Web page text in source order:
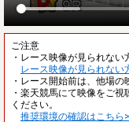
ご注意
・レース映像が見られない
レース映像が見られない
・レース開始前は、他場の
・楽天競馬にて映像をご
ください。
推奨環境の確認はこちら